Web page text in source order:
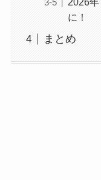
に！
まとめ